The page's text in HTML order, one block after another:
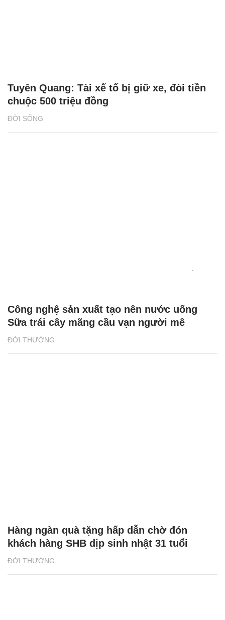
ĐỜI SỐNG
Tuyên Quang: Tài xế tố bị giữ xe, đòi tiền
chuộc 500 triệu đồng
ĐỜI THƯỜNG
Công nghệ sản xuất tạo nên nước uống
Sữa trái cây mãng cầu vạn người mê
ĐỜI THƯỜNG
Hàng ngàn quà tặng hấp dẫn chờ đón
khách hàng SHB dịp sinh nhật 31 tuổi